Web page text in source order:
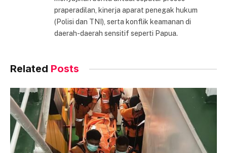
praperadilan, kinerja aparat penegak hukum
(Polisi dan TNI), serta konflik keamanan di
daerah-daerah sensitif seperti Papua.
Related Posts